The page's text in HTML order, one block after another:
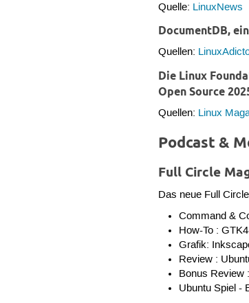
Quelle: LinuxNews
DocumentDB,
Quellen:
Die Linux
Open Source
Quellen: Linux
Podcast &
Full Circle
Das neue Full
Command &
How-To :
Grafik:
Review :
Bonus Review
Ubuntu Spiel -